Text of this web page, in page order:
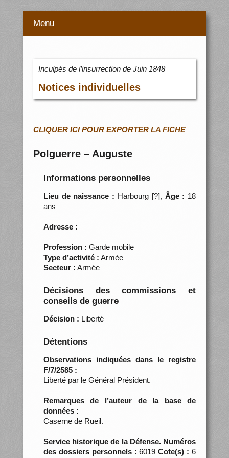
Menu
Inculpés de l’insurrection de Juin 1848
Notices individuelles
CLIQUER ICI POUR EXPORTER LA FICHE
Polguerre – Auguste
Informations personnelles
Lieu de naissance : Harbourg [?], Âge : 18
ans
Adresse :
Profession : Garde mobile
Type d’activité : Armée
Secteur : Armée
Décisions des commissions et
conseils de guerre
Décision : Liberté
Détentions
Observations indiquées dans le registre
F/7/2585 :
Liberté par le Général Président.
Remarques de l’auteur de la base de
données :
Caserne de Rueil.
Service historique de la Défense. Numéros
des dossiers personnels :6019Cote(s) : 6